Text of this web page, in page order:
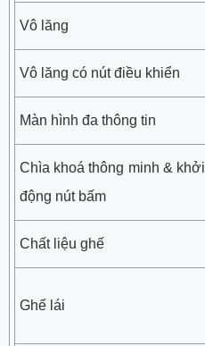
Vô lăng
Vô lăng có nút điều khiển
Màn hình đa thông tin
Chìa khoá thông minh & khởi
động nút bấm
Chất liệu ghế
Ghế lái